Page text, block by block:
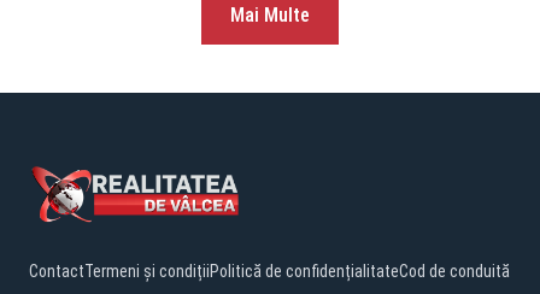
Mai Multe
ContactTermeni și condițiiPolitică de confidențialitateCod de conduită